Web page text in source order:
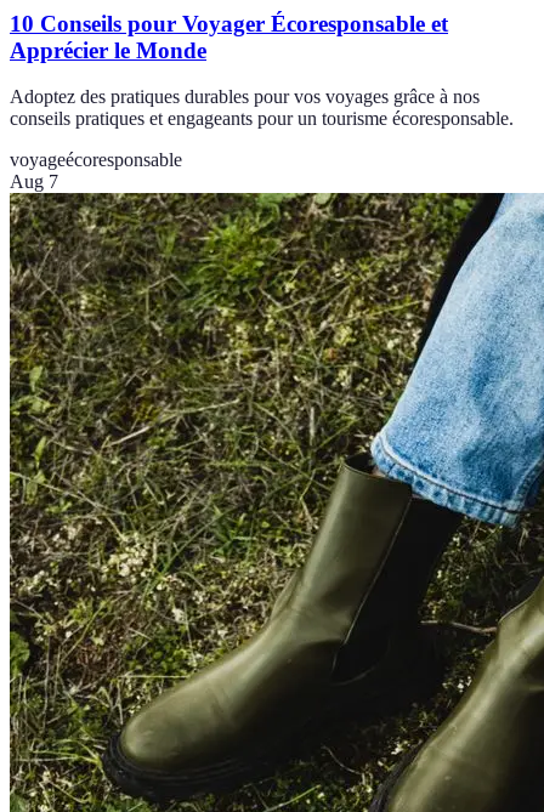
10 Conseils pour Voyager Écoresponsable et
Apprécier le Monde
Adoptez des pratiques durables pour vos voyages grâce à nos
conseils pratiques et engageants pour un tourisme écoresponsable.
voyageécoresponsable
Aug 7